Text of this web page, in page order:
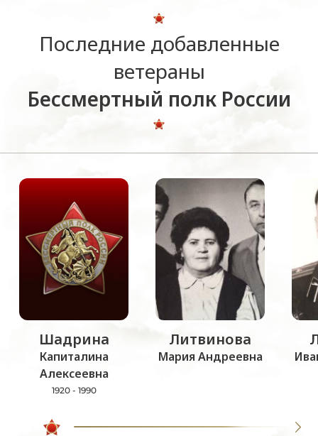
Последние добавленные
ветераны
Бессмертный полк России
Шадрина
Капиталина
Алексеевна
1920 - 1990
Литвинова
Мария Андреевна